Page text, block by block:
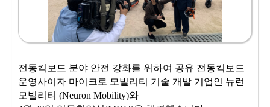
전동킥보드 분야 안전 강화를 위하여 공유 전동킥보드
운영사이자 마이크로 모빌리티 기술 개발 기업인 뉴런
모빌리티 (Neuron Mobility)와